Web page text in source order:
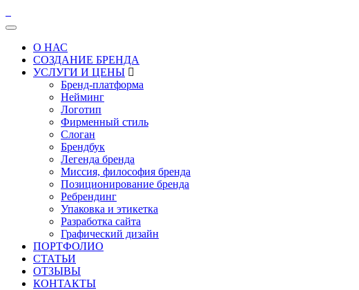
О НАС
СОЗДАНИЕ БРЕНДА
УСЛУГИ И ЦЕНЫ
Бренд-платформа
Нейминг
Логотип
Фирменный стиль
Слоган
Брендбук
Легенда бренда
Миссия, философия бренда
Позиционирование бренда
Ребрендинг
Упаковка и этикетка
Разработка сайта
Графический дизайн
ПОРТФОЛИО
СТАТЬИ
ОТЗЫВЫ
КОНТАКТЫ